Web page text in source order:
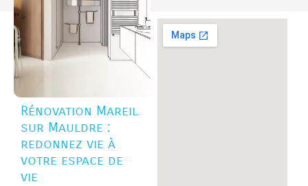
Rénovation Mareil
sur Mauldre :
redonnez vie à
votre espace de
vie